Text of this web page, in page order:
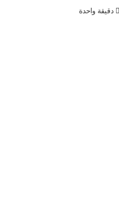
دقيقة واحدة